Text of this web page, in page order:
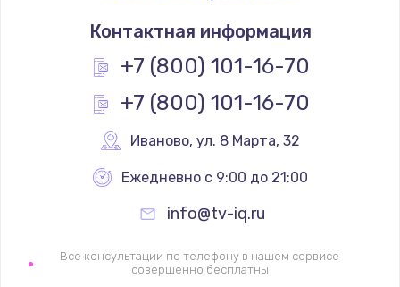
900 руб.
Заказать
900 руб.
Заказать
Не работает
1400 руб.
Контактная информация
+7 (800) 101-16-70
+7 (800) 101-16-70
Иваново, ул. 8 Марта, 32
Ежедневно с 9:00 до 21:00
info@tv-iq.ru
Все консультации по телефону в нашем сервисе
совершенно бесплатны